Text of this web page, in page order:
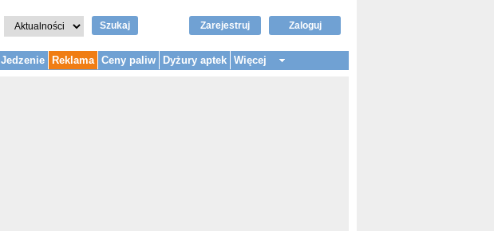
Szukaj Zaloguj
Zarejestruj
Jedzenie Reklama Ceny paliw Dyżury aptek Więcej